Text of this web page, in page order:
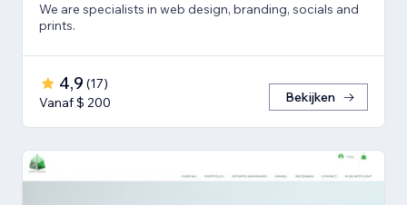
We are specialists in web design, branding, socials and
prints.
4,9 (17)
Vanaf $ 200
Bekijken